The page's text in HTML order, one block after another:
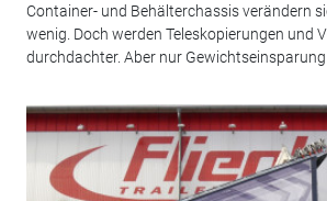
Container- und Behälterchassis verändern
wenig. Doch werden Teleskopierungen und
durchdachter. Aber nur Gewichtseinsparung